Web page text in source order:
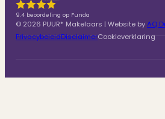
9.4 beoordeling op Funda
© 2026 PUUR* Makelaars | Website byAQ
PrivacybeleidDisclaimerCookieverklaring